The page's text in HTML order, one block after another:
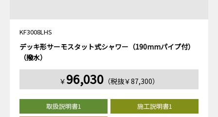
KF3008LHS
デッキ形サーモスタット式シャワー（190mmパイプ付）
（撥水）
￥ 96,030（税抜￥87,300）
取扱説明書1
施工説明書1